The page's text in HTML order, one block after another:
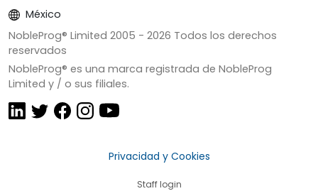
México
NobleProg® Limited 2005 - 2026 Todos los derechos
reservados
NobleProg® es una marca registrada de NobleProg
Limited y / o sus filiales.
Privacidad y Cookies
Staff login